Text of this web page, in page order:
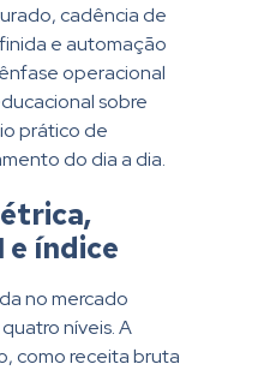
cadência de
e automação
operacional
sobre
prático de
do dia a dia.
e índice
no mercado
níveis. A
como receita bruta